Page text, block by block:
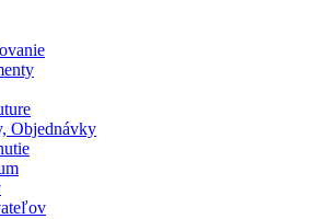
Objednávky